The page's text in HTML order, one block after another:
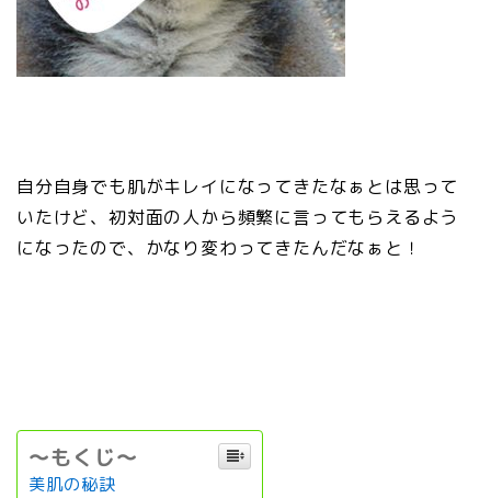
自分自身でも肌がキレイになってきたなぁとは思って
いたけど、初対面の人から頻繁に言ってもらえるよう
になったので、かなり変わってきたんだなぁと！
～もくじ～
美肌の秘訣